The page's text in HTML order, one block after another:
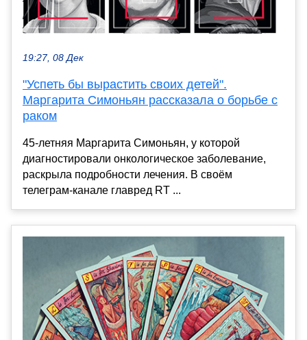
19:27, 08 Дек
"Успеть бы вырастить своих детей".
Маргарита Симоньян рассказала о борьбе с
раком
45-летняя Маргарита Симоньян, у которой
диагностировали онкологическое заболевание,
раскрыла подробности лечения. В своём
телеграм-канале главред RT ...